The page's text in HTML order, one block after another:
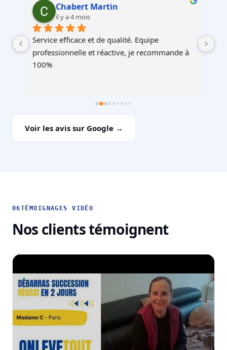
Martin Faliu
il y a 4 mois
Service au top, devis ultra rapide et cohérent,
équipes professionnelles et soignéesJe
recommande !
Voir les avis sur Google →
06TÉMOIGNAGES VIDÉO
Nos clients témoignent